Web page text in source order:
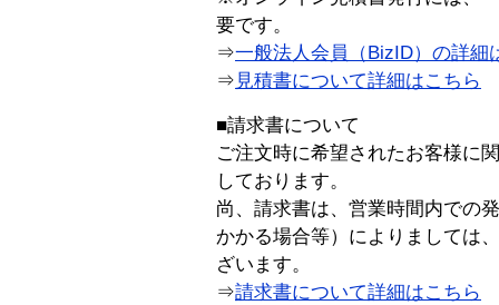
要です。
⇒一般法人会員（BizID）の詳細
⇒ 見積書について詳細はこちら
■請求書について
ご注文時に希望されたお客様に
しております。
尚、請求書は、営業時間内での
かかる場合等）によりましては
ざいます。
⇒請求書について詳細はこちら